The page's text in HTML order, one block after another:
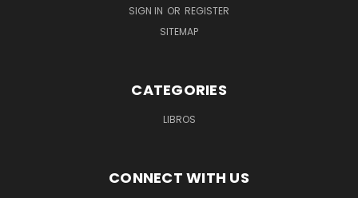
SIGN IN OR REGISTER
SITEMAP
CATEGORIES
LIBROS
CONNECT WITH US